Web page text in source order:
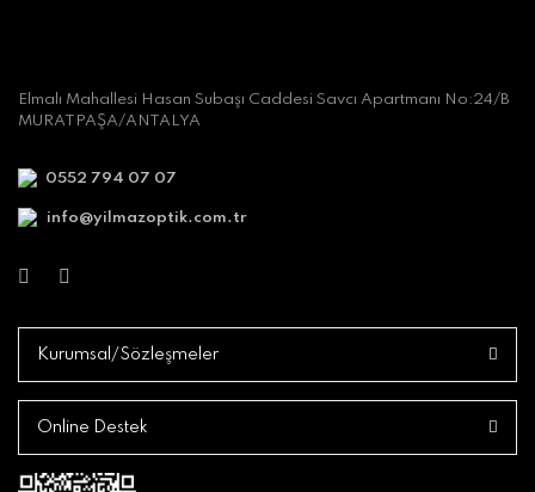
Elmalı Mahallesi Hasan Subaşı Caddesi Savcı Apartmanı No:24/B
MURATPAŞA/ANTALYA
0552 794 07 07
info@yilmazoptik.com.tr
Kurumsal/Sözleşmeler
Online Destek